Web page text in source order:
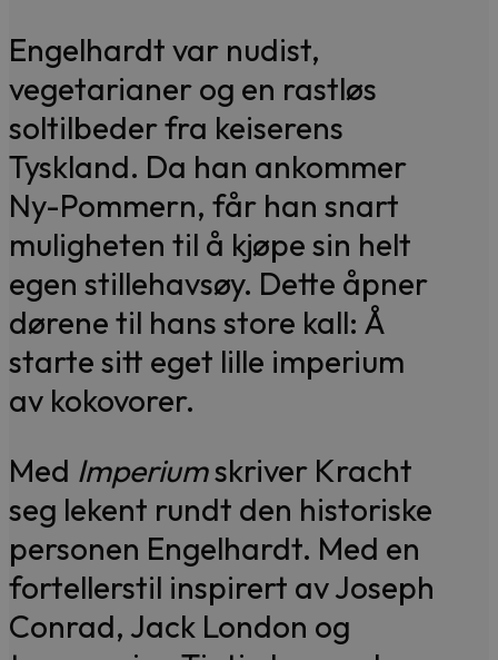
Engelhardt var nudist,
vegetarianer og en rastløs
soltilbeder fra keiserens
Tyskland. Da han ankommer
Ny-Pommern, får han snart
muligheten til å kjøpe sin helt
egen stillehavsøy. Dette åpner
dørene til hans store kall: Å
starte sitt eget lille imperium
av kokovorer.
Med Imperiumskriver Kracht
seg lekent rundt den historiske
personen Engelhardt. Med en
fortellerstil inspirert av Joseph
Conrad, Jack London og